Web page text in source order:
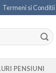
Termeni si Conditii
PENSIUNI